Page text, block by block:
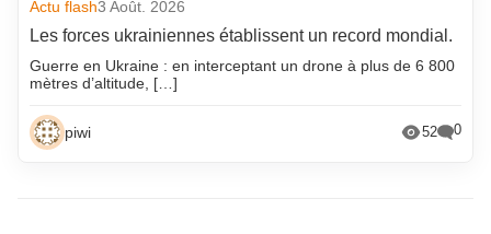
Actu flash3 Août. 2026
Les forces ukrainiennes établissent un record mondial.
Guerre en Ukraine : en interceptant un drone à plus de 6 800
mètres d’altitude, […]
piwi 52 0